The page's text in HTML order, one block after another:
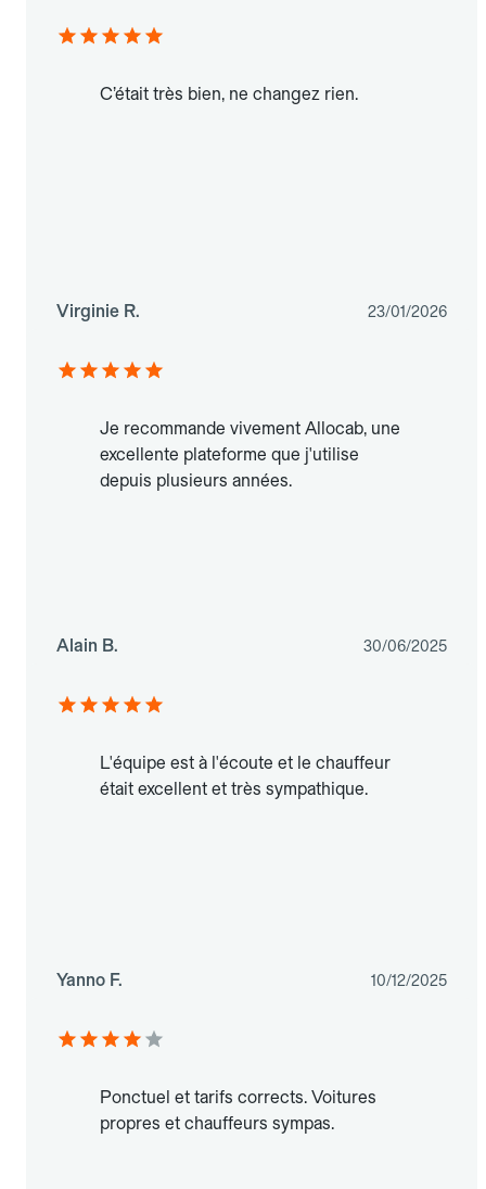
C’était très bien, ne changez rien.
Virginie R. 23/01/2026
Je recommande vivement Allocab, une
excellente plateforme que j'utilise
depuis plusieurs années.
Alain B. 30/06/2025
L'équipe est à l'écoute et le chauffeur
était excellent et très sympathique.
Yanno F. 10/12/2025
Ponctuel et tarifs corrects. Voitures
propres et chauffeurs sympas.